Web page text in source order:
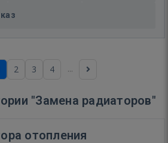
2 3 4 ...
"Замена радиаторов"
отопления